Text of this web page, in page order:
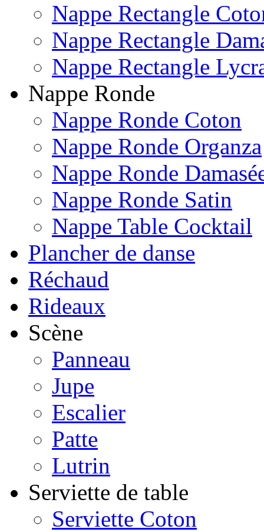
Nappe Rectangle
Nappe Rectangle
Nappe Rectangle
Nappe Ronde
Nappe Ronde Coton
Nappe Ronde Organza
Nappe Ronde
Nappe Ronde Satin
Nappe Table Cocktail
Plancher de danse
Réchaud
Rideaux
Scène
Panneau
Jupe
Escalier
Patte
Lutrin
Serviette de table
Serviette Coton